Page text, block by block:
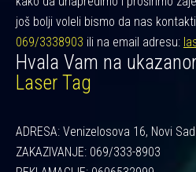
još bolji voleli bismo da nas
069/3338903 ili na email adresu:
Hvala Vam na
Laser Tag
ADRESA: Venizelosova 16, Novi Sad
ZAKAZIVANJE: 069/333-8903